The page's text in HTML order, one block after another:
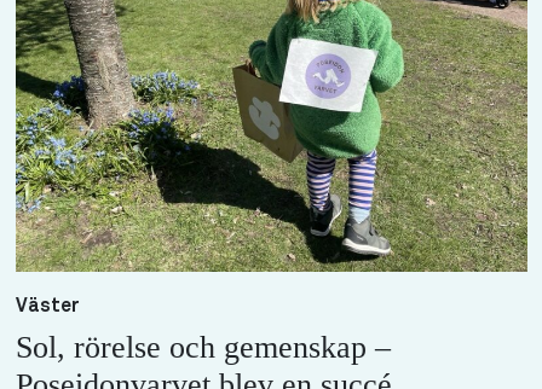
Väster
Sol, rörelse och gemenskap –